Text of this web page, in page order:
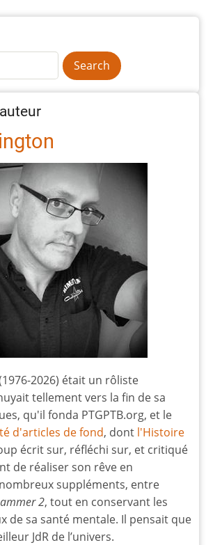
2026) était un rôliste
tellement vers la fin de sa
qu'il fonda PTGPTB.org, et le
d'articles de fond, dont l'Histoire
écrit sur, réfléchi sur, et critiqué
de réaliser son rêve en
suppléments, entre
2, tout en conservant les
de sa santé mentale. Il pensait que
JdR de l’univers.